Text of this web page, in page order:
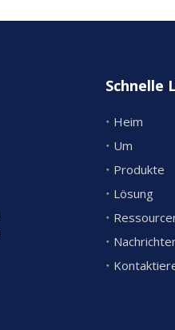
Schnelle
Heim
Um
Produkte
Lösung